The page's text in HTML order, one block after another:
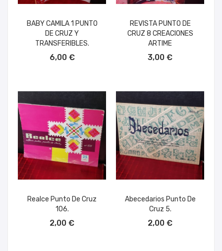
BABY CAMILA 1 PUNTO
DE CRUZ Y
TRANSFERIBLES.
6,00 €
REVISTA PUNTO DE
CRUZ 8 CREACIONES
ARTIME
3,00 €
Realce Punto De Cruz
106.
2,00 €
Abecedarios Punto De
Cruz 5.
2,00 €